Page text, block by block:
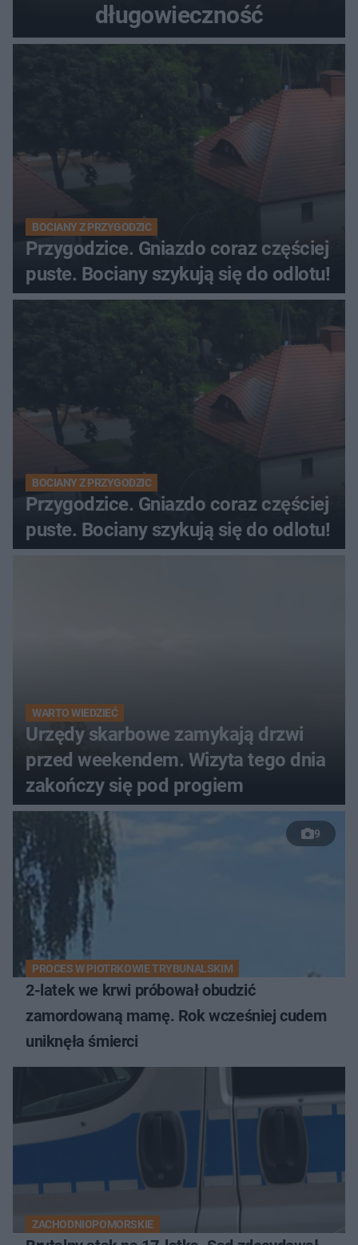
długowieczność
BOCIANY Z PRZYGODZIC
Przygodzice. Gniazdo coraz częściej
puste. Bociany szykują się do odlotu!
BOCIANY Z PRZYGODZIC
Przygodzice. Gniazdo coraz częściej
puste. Bociany szykują się do odlotu!
WARTO WIEDZIEĆ
Urzędy skarbowe zamykają drzwi
przed weekendem. Wizyta tego dnia
zakończy się pod progiem
9
PROCES W PIOTRKOWIE TRYBUNALSKIM
2-latek we krwi próbował obudzić
zamordowaną mamę. Rok wcześniej cudem
uniknęła śmierci
ZACHODNIOPOMORSKIE